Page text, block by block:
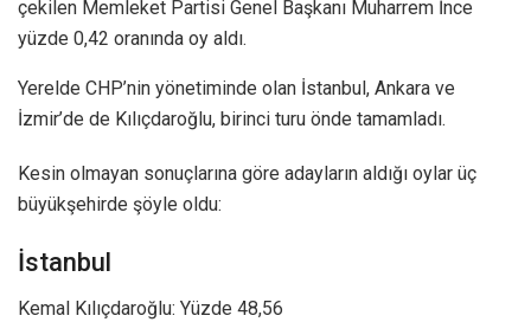
çekilen Memleket Partisi Genel Başkanı Muharrem İnce
yüzde 0,42 oranında oy aldı.
Yerelde CHP’nin yönetiminde olan İstanbul, Ankara ve
İzmir’de de Kılıçdaroğlu, birinci turu önde tamamladı.
Kesin olmayan sonuçlarına göre adayların aldığı oylar üç
büyükşehirde şöyle oldu:
İstanbul
Kemal Kılıçdaroğlu: Yüzde 48,56